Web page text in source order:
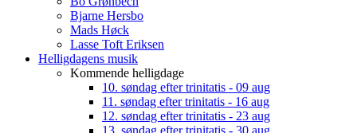
Bjarne Hersbo
Mads Høck
Lasse Toft Eriksen
Helligdagens musik
Kommende helligdage
10. søndag efter trinitatis - 09 aug
11. søndag efter trinitatis - 16 aug
12. søndag efter trinitatis - 23 aug
13. søndag efter trinitatis - 30 aug